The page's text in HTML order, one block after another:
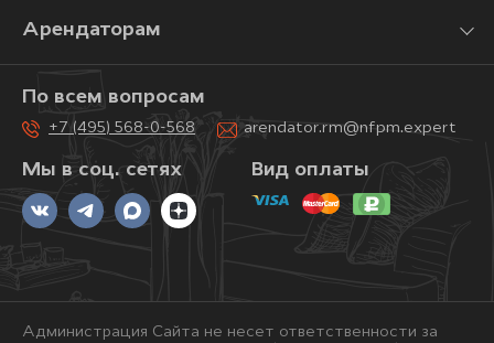
Арендаторам
Мы в соц. сетях
По всем вопросам
+7 (495) 568-0-568 arendator.rm@nfpm.expert
Вид оплаты
Администрация Сайта не несет ответственности за